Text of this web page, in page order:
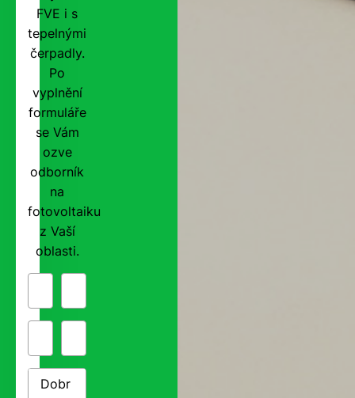
FVE i s
tepelnými
čerpadly.
Po
vyplnění
formuláře
se Vám
ozve
odborník
na
fotovoltaiku
z Vaší
oblasti.